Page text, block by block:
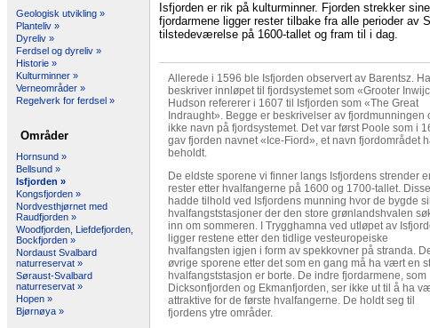
Geologisk utvikling »
Planteliv »
Dyreliv »
Ferdsel og dyreliv »
Historie »
Kulturminner »
Verneområder »
Regelverk for ferdsel »
Områder
Hornsund »
Bellsund »
Isfjorden »
Kongsfjorden »
Nordvesthjørnet med
Raudfjorden »
Woodfjorden, Liefdefjorden,
Bockfjorden »
Nordaust Svalbard
naturreservat »
Søraust-Svalbard
naturreservat »
Hopen »
Bjørnøya »
Isfjorden er rik på kulturminner. Fjorden strekker
fjordarmene ligger rester tilbake fra alle perioder av
tilstedeværelse på 1600-tallet og fram til i dag.
Allerede i 1596 ble Isfjorden observert av Barentsz.
beskriver innløpet til fjordsystemet som «Grooter
Hudson refererer i 1607 til Isfjorden som «The Great
Indraught». Begge er beskrivelser av fjordmunningen
ikke navn på fjordsystemet. Det var først Poole som i
gav fjorden navnet «Ice-Fiord», et navn fjordområdet
beholdt.
De eldste sporene vi finner langs Isfjordens strender
rester etter hvalfangerne på 1600 og 1700-tallet. Disse
hadde tilhold ved Isfjordens munning hvor de bygde
hvalfangststasjoner der den store grønlandshvalen
inn om sommeren. I Trygghamna ved utløpet av
ligger restene etter den tidlige vesteuropeiske
hvalfangsten igjen i form av spekkovner på stranda.
øvrige sporene etter det som en gang må ha vært en
hvalfangststasjon er borte. De indre fjordarmene, som
Dicksonfjorden og Ekmanfjorden, ser ikke ut til å ha
attraktive for de første hvalfangerne. De holdt seg til
fjordens ytre områder.